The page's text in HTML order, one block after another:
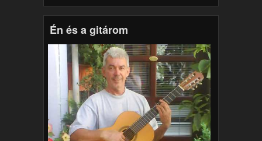
Én és a gitárom